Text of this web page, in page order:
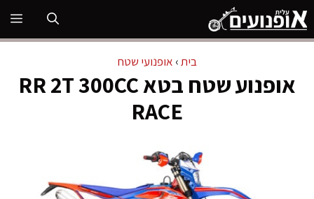
לדלג
לתוכן
בית› אופנועי שטח
אופנוע שטח בטא RR 2T 300CC
RACE